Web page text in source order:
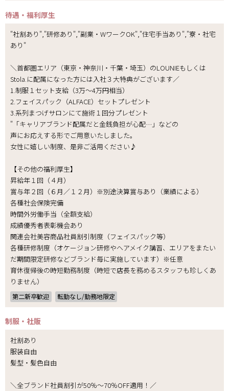
待遇・福利厚生
"社割あり","研修あり","副業・WワークOK","住宅手当あり","寮・社宅
あり"
＼首都圏エリア（東京・神奈川・千葉・埼玉）のLOUNIEもしくは
Stola.に配属になった方には入社３大特典がございます／
1.制服１セット支給（3万～4万円相当）
2.フェイスパック（ALFACE）セットプレゼント
3.系列まつげサロンにて施術１回分プレゼント
"「キャリアブランド配属だと金銭負担が心配…」などの
声にお応えする形でご用意いたしました。
女性に嬉しい制度、是非ご活用ください♪
【その他の福利厚生】
昇給年１回（４月）
賞与年２回（６月／１２月）※別途決算賞与あり（業績による）
各種社会保険完備
時間外労働手当（全額支給）
成績優秀者表彰機会あり
関連会社美容商品社員割引制度（フェイスパック等）
各種研修制度（オケージョン研修やヘアメイク講習、エリアをまたい
だ期間限定研修などブランド毎に実施しています）※任意
育休復帰後の時短勤務制度（時短で店長を務めるスタッフも珍しくあ
りません）
第二新卒歓迎 転勤なし/勤務地限定
制服・社販
社割あり
服装自由
髪型・髪色自由
＼全ブランド社員割引が50％～70％OFF適用！／